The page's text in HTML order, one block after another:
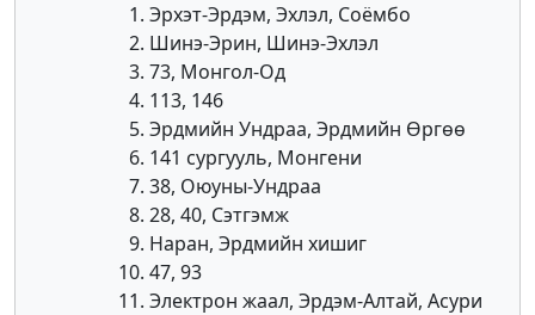
Эрхэт-Эрдэм, Эхлэл, Соёмбо
Шинэ-Эрин, Шинэ-Эхлэл
73, Монгол-Од
113, 146
Эрдмийн Ундраа, Эрдмийн Өргөө
141 сургууль, Монгени
38, Оюуны-Ундраа
28, 40, Сэтгэмж
Наран, Эрдмийн хишиг
47, 93
Электрон жаал, Эрдэм-Алтай, Асури